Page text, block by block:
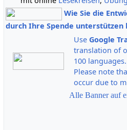
Wie Sie die
durch Ihre Spende
Use Google
translation of
100 languages.
Please note
occur due to
Alle Banner auf